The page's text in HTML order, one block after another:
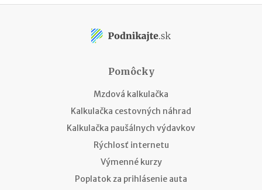
Pomôcky
Mzdová kalkulačka
Kalkulačka cestovných náhrad
Kalkulačka paušálnych výdavkov
Rýchlosť internetu
Výmenné kurzy
Poplatok za prihlásenie auta